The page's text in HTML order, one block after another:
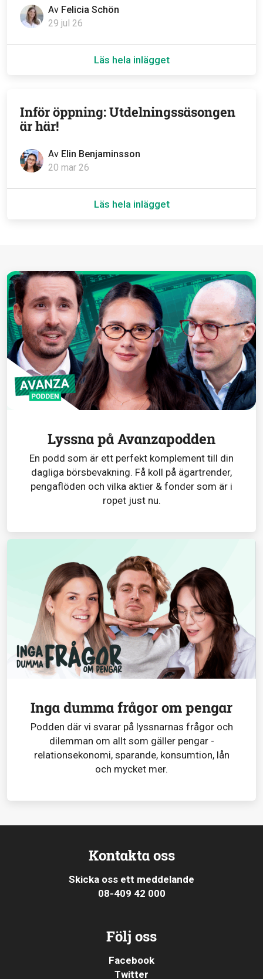
Av Felicia Schön
29 jul 26
Läs hela inlägget
Av Elin Benjaminsson
20 mar 26
Inför öppning: Utdelningssäsongen
är här!
Läs hela inlägget
Lyssna på Avanzapodden
En podd som är ett perfekt komplement till din
dagliga börsbevakning. Få koll på ägartrender,
pengaflöden och vilka aktier & fonder som är i
ropet just nu.
Inga dumma frågor om pengar
Podden där vi svarar på lyssnarnas frågor och
dilemman om allt som gäller pengar -
relationsekonomi, sparande, konsumtion, lån
och mycket mer.
Kontakta oss
Skicka oss ett meddelande
08-409 42 000
Följ oss
Facebook
Twitter